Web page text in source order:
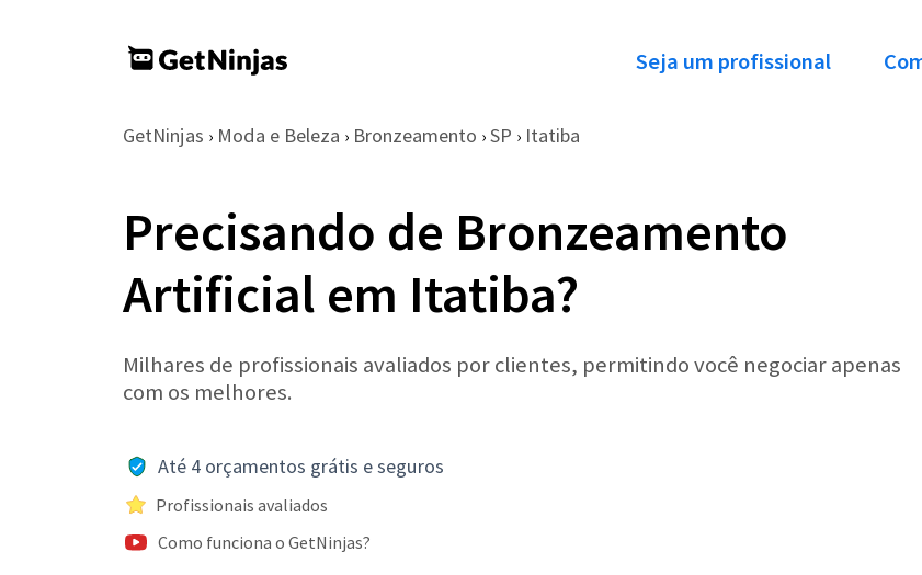
Seja um profissional
GetNinjas › Moda e Beleza › Bronzeamento › SP › Itatiba
Precisando de Bronzeamento
Artificial em Itatiba?
Milhares de profissionais avaliados por clientes, permitindo você negociar apenas
com os melhores.
Até 4 orçamentos grátis e seguros
Profissionais avaliados
Como funciona o GetNinjas?